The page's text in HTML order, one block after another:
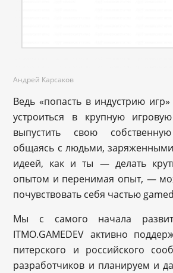
Андрей Карсаков
Ведь «попасть в индустрию
устроиться в крупную
выпустить свою
общаясь с людьми,
идеей, как и ты — делать
опытом и перенимая опыт, —
почувствовать себя частью
Мы с самого начала
ITMO.GAMEDEV активно
питерского и российского
разработчиков и планируем и